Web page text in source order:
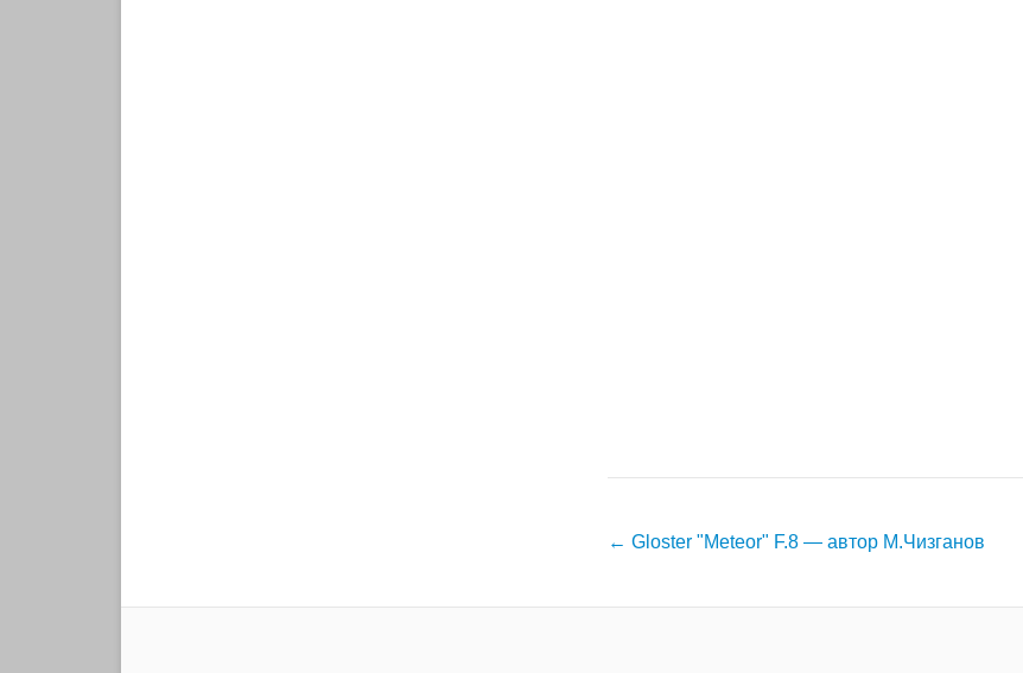
Навигация
записям
← Gloster "Meteor" F.8 — автор М.Чизганов